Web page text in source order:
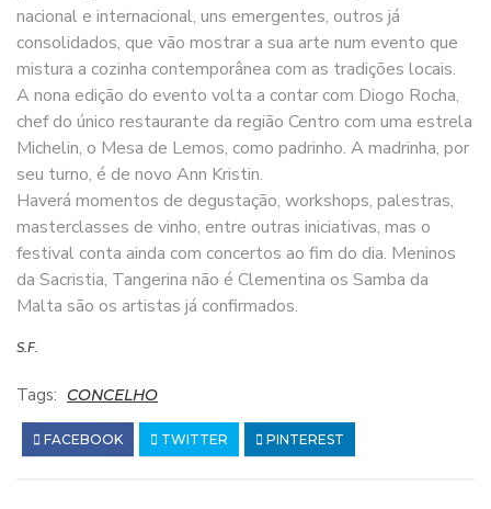
nacional e internacional, uns emergentes, outros já
consolidados, que vão mostrar a sua arte num evento que
mistura a cozinha contemporânea com as tradições locais.
A nona edição do evento volta a contar com Diogo Rocha,
chef do único restaurante da região Centro com uma estrela
Michelin, o Mesa de Lemos, como padrinho. A madrinha, por
seu turno, é de novo Ann Kristin.
Haverá momentos de degustação, workshops, palestras,
masterclasses de vinho, entre outras iniciativas, mas o
festival conta ainda com concertos ao fim do dia. Meninos
da Sacristia, Tangerina não é Clementina os Samba da
Malta são os artistas já confirmados.
S.F.
Tags: CONCELHO
FACEBOOK TWITTER PINTEREST